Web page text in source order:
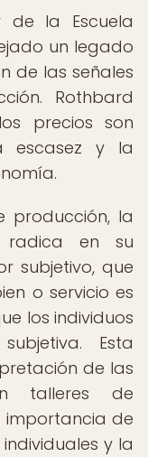
de la Escuela
un legado
de las señales
Rothbard
precios son
escasez y la
producción, la
radica en su
subjetivo, que
o servicio es
los individuos
Esta
de las
talleres de
importancia de
y la